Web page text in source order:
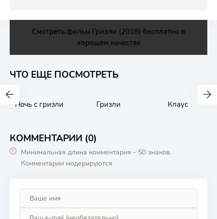
Смотреть фильм Гризли (2018) бесплатно в
хорошем качестве
ЧТО ЕЩЕ ПОСМОТРЕТЬ
Ночь с гризли Гризли Клаус
КОММЕНТАРИИ (0)
Минимальная длина комментария - 50 знаков.
Комментарии модерируются